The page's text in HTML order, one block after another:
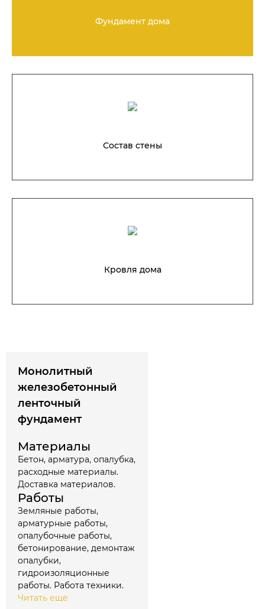
Фундамент дома
Состав стены
Кровля дома
Монолитный
железобетонный
ленточный
фундамент
Материалы
Бетон, арматура, опалубка,
расходные материалы.
Доставка материалов.
Работы
Земляные работы,
арматурные работы,
опалубочные работы,
бетонирование, демонтаж
опалубки,
гидроизоляционные
работы. Работа техники.
Читать еще